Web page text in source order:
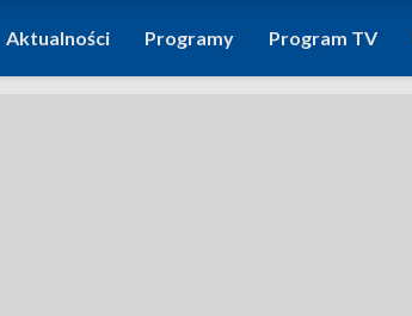
Aktualności Programy Program TV